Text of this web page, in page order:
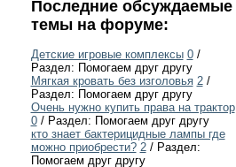
Последние обсуждаемые
темы на форуме:
Детские игровые комплексы 0/
Раздел: Помогаем друг другу
Мягкая кровать без изголовья 2/
Раздел: Помогаем друг другу
Очень нужно купить права на трактор
0/ Раздел: Помогаем друг другу
кто знает бактерицидные лампы где
можно приобрести? 2/ Раздел:
Помогаем друг другу